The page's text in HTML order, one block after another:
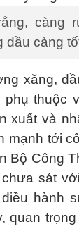
càng
dầu càng
xăng,
thuộc
xuất và
mạnh tới
Bộ Công
sát
hành
quan